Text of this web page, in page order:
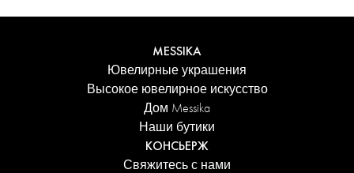
ПОДРОБНЕЕ
MESSIKA
Ювелирные украшения
Высокое ювелирное искусство
Дом Messika
Наши бутики
КОНСЬЕРЖ
Свяжитесь с нами